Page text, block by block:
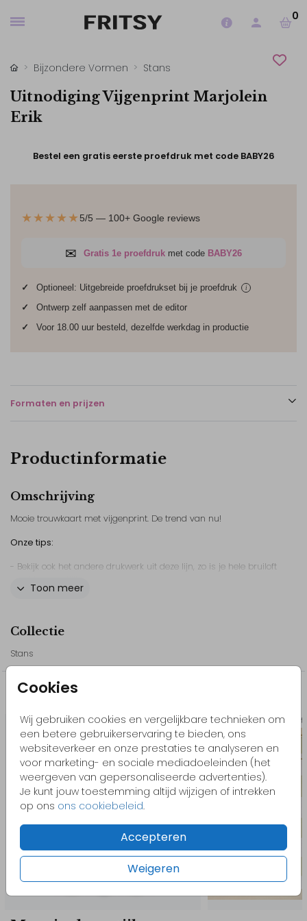
0
Cookies
Wij gebruiken cookies en vergelijkbare technieken om
een betere gebruikerservaring te bieden, ons
websiteverkeer en onze prestaties te analyseren en
voor marketing- en sociale mediadoeleinden (het
weergeven van gepersonaliseerde advertenties).
Je kunt jouw toestemming altijd wijzigen of intrekken
op ons ons cookiebeleid.
Accepteren
Weigeren
Bijzondere Vormen Stans
Uitnodiging Vijgenprint Marjolein
Erik
Bestel een gratis eerste proefdruk met code BABY26
★★★★★5/5 — 100+ Google reviews
✉ Gratis 1e proefdruk met code BABY26
✓ Optioneel: Uitgebreide proefdrukset bij je proefdruk i
✓
Ontwerp zelf aanpassen met de editor
✓
Voor 18.00 uur besteld, dezelfde werkdag in productie
Formaten en prijzen
Productinformatie
Omschrijving
Mooie trouwkaart met vijgenprint. De trend van nu!
Onze tips:
- Bekijk ook het andere drukwerk uit deze lijn, zo is je hele bruiloft
bijvoorbeeld elementen toe, bewerk de kleuren of het lettertype.
contact met ons op, we helpen je graag!
// Marjolein & Erik
Toon meer
Collectie
Stans
Misschien vind je dit ook leuk
Stans